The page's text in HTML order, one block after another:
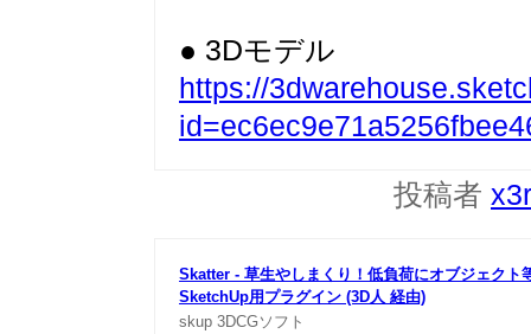
● 3Dモデル
https://
投稿者
Skatter - 草生やしまくり！低負荷にオブジェクト
SketchUp用 プラグイン (3D人 経由)
skup 3DCGソフト